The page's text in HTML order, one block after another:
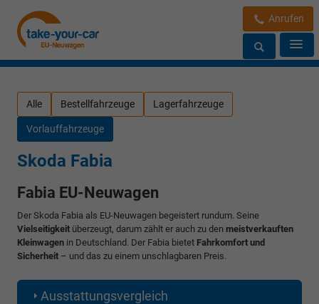
Anrufen
Alle Bestellfahrzeuge Lagerfahrzeuge
Vorlauffahrzeuge
Skoda Fabia
Fabia EU-Neuwagen
Der Skoda Fabia als EU-Neuwagen begeistert rundum. Seine
Vielseitigkeit überzeugt, darum zählt er auch zu den meistverkauften
Kleinwagen in Deutschland. Der Fabia bietet Fahrkomfort und
Sicherheit – und das zu einem unschlagbaren Preis.
Ausstattungsvergleich